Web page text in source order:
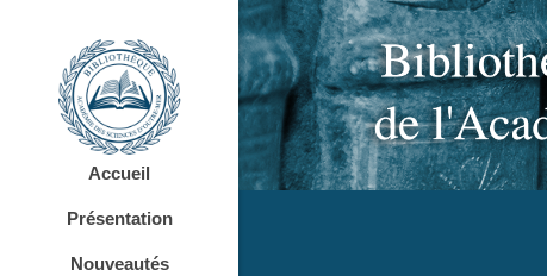
Accueil
Présentation
Nouveautés